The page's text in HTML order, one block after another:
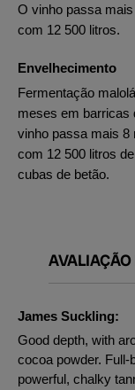
O vinho passa
com 12 500 litros.
Envelhecimento
Fermentação
meses em barricas
vinho passa mais 8
com 12 500 litros
cubas de betão.
AVALIAÇÃO
James Suckling:
Good depth, with
cocoa powder. Full-
powerful, chalky